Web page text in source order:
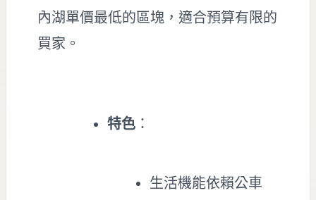
內湖單價最低的區塊，適合預算有限的
買家。
特色 ：
生活機能依賴公車